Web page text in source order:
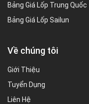
Bảng Giá Lốp Trung Quốc
Bảng Giá Lốp Sailun
Về chúng tôi
Giới Thiệu
Tuyển Dụng
Liên Hệ